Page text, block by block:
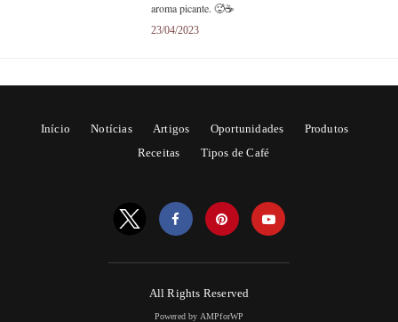
aroma picante. 🥵☕
23/04/2023
Início Notícias Artigos Oportunidades
Produtos
Receitas
Tipos de Café
All Rights Reserved
Powered by AMPforWP